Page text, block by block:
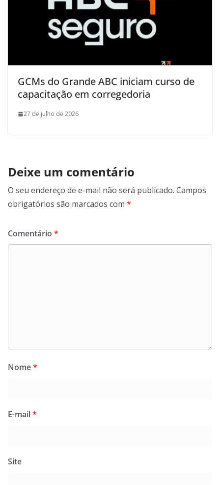
GCMs do Grande ABC iniciam curso de
capacitação em corregedoria
27 de julho de 2026
Deixe um comentário
O seu endereço de e-mail não será publicado. Campos
obrigatórios são marcados com *
Comentário *
Nome*
E-mail*
Site